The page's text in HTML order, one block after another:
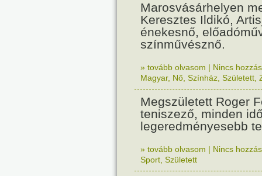
Marosvásárhelyen
Keresztes Ildikó,
énekesnő,
színművésznő.
» tovább olvasom | Nincs
Magyar, Nő Színház Született
Megszületett Roger
teniszező, minden
legeredményesebb
» tovább olvasom | Nincs
Sport Született